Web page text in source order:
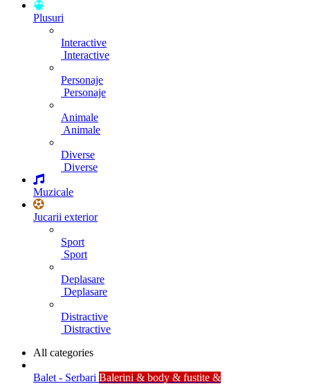
Plusuri
Interactive
Interactive
Personaje
Personaje
Animale
Animale
Diverse
Diverse
Muzicale
Jucarii exterior
Sport
Sport
Deplasare
Deplasare
Distractive
Distractive
All categories
Balet - Serbari Balerini & body & fustite &